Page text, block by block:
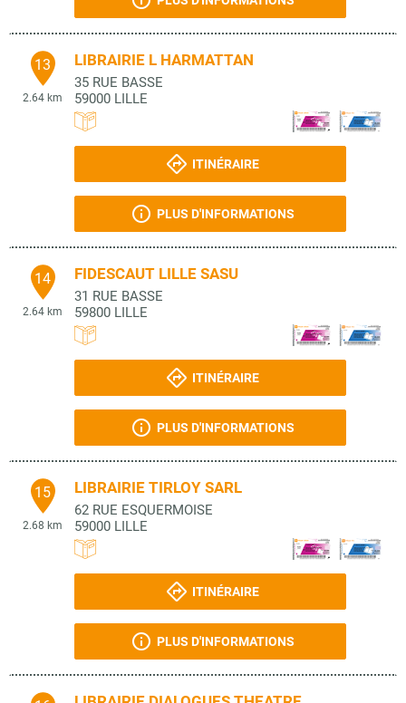
13
2.64 km
LIBRAIRIE L HARMATTAN
35 RUE BASSE
59000 LILLE
ITINÉRAIRE
PLUS D'INFORMATIONS
14
2.64 km
FIDESCAUT LILLE SASU
31 RUE BASSE
59800 LILLE
ITINÉRAIRE
PLUS D'INFORMATIONS
15
2.68 km
LIBRAIRIE TIRLOY SARL
62 RUE ESQUERMOISE
59000 LILLE
ITINÉRAIRE
PLUS D'INFORMATIONS